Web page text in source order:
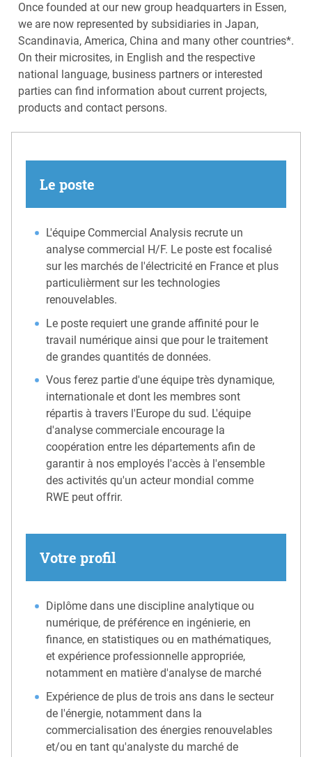
Once founded at our new group headquarters in Essen,
we are now represented by subsidiaries in Japan,
Scandinavia, America, China and many other countries*.
On their microsites, in English and the respective
national language, business partners or interested
parties can find information about current projects,
products and contact persons.
Le poste
L'équipe Commercial Analysis recrute un
analyse commercial H/F. Le poste est focalisé
sur les marchés de l'électricité en France et plus
particulièrment sur les technologies
renouvelables.
Le poste requiert une grande affinité pour le
travail numérique ainsi que pour le traitement
de grandes quantités de données.
Vous ferez partie d'une équipe très dynamique,
internationale et dont les membres sont
répartis à travers l'Europe du sud. L'équipe
d'analyse commerciale encourage la
coopération entre les départements afin de
garantir à nos employés l'accès à l'ensemble
des activités qu'un acteur mondial comme
RWE peut offrir.
Votre profil
Diplôme dans une discipline analytique ou
numérique, de préférence en ingénierie, en
finance, en statistiques ou en mathématiques,
et expérience professionnelle appropriée,
notamment en matière d'analyse de marché
Expérience de plus de trois ans dans le secteur
de l'énergie, notamment dans la
commercialisation des énergies renouvelables
et/ou en tant qu'analyste du marché de